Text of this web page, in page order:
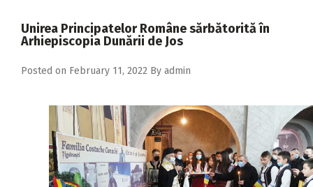
2017
Unirea Principatelor Române sărbătorită în
Arhiepiscopia Dunării de Jos
Posted on February 11, 2022 By admin